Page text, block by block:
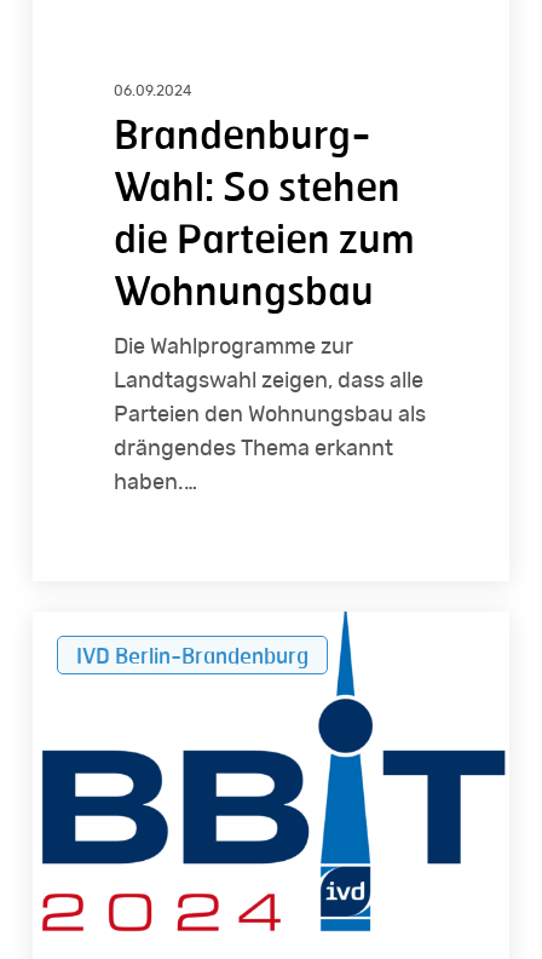
06.09.2024
Brandenburg-
Wahl: So stehen
die Parteien zum
Wohnungsbau
Die Wahlprogramme zur
Landtagswahl zeigen, dass alle
Parteien den Wohnungsbau als
drängendes Thema erkannt
haben.…
Brandenburger
Oktober
IVD Berlin-Brandenburg